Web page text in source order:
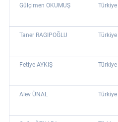
Gülçimen OKUMUŞ Türkiye
Taner RAGIPOĞLU Türkiye
Fetiye AYKIŞ Türkiye
Alev ÜNAL Türkiye